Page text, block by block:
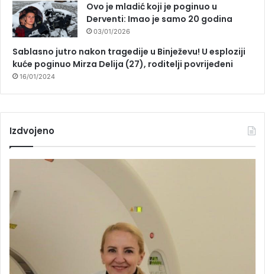
Ovo je mladić koji je poginuo u
Derventi: Imao je samo 20 godina
03/01/2026
Sablasno jutro nakon tragedije u Binježevu! U esploziji
kuće poginuo Mirza Delija (27), roditelji povrijeđeni
16/01/2024
Izdvojeno